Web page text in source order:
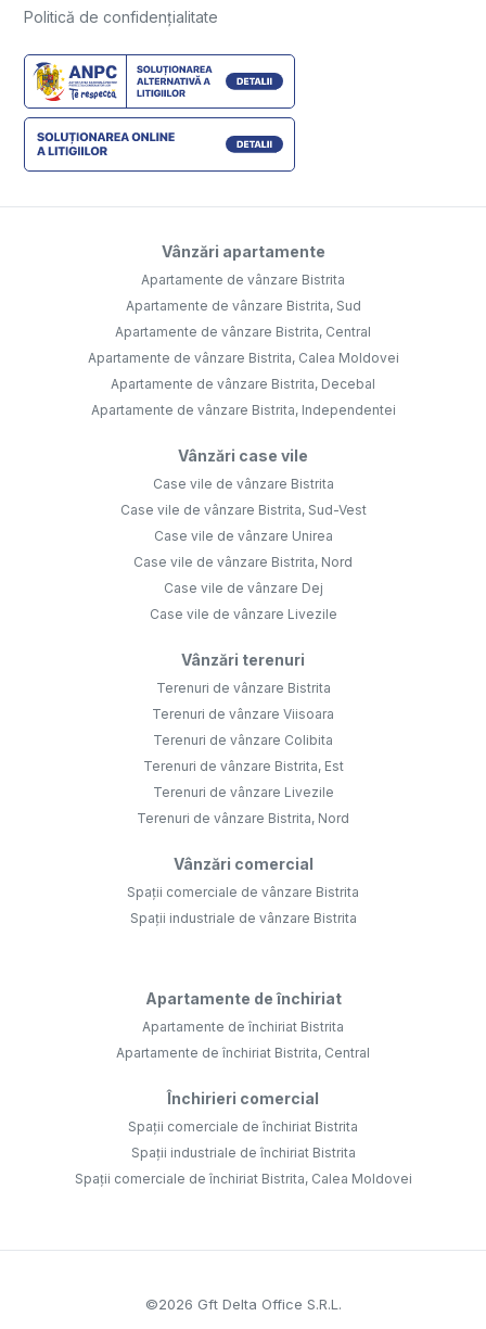
Politică de confidențialitate
Vânzări apartamente
Apartamente de vânzare Bistrita
Apartamente de vânzare Bistrita, Sud
Apartamente de vânzare Bistrita, Central
Apartamente de vânzare Bistrita, Calea Moldovei
Apartamente de vânzare Bistrita, Decebal
Apartamente de vânzare Bistrita, Independentei
Vânzări case vile
Case vile de vânzare Bistrita
Case vile de vânzare Bistrita, Sud-Vest
Case vile de vânzare Unirea
Case vile de vânzare Bistrita, Nord
Case vile de vânzare Dej
Case vile de vânzare Livezile
Vânzări terenuri
Terenuri de vânzare Bistrita
Terenuri de vânzare Viisoara
Terenuri de vânzare Colibita
Terenuri de vânzare Bistrita, Est
Terenuri de vânzare Livezile
Terenuri de vânzare Bistrita, Nord
Vânzări comercial
Spații comerciale de vânzare Bistrita
Spații industriale de vânzare Bistrita
Apartamente de închiriat
Apartamente de închiriat Bistrita
Apartamente de închiriat Bistrita, Central
Închirieri comercial
Spații comerciale de închiriat Bistrita
Spații industriale de închiriat Bistrita
Spații comerciale de închiriat Bistrita, Calea Moldovei
©2026 Gft Delta Office S.R.L.